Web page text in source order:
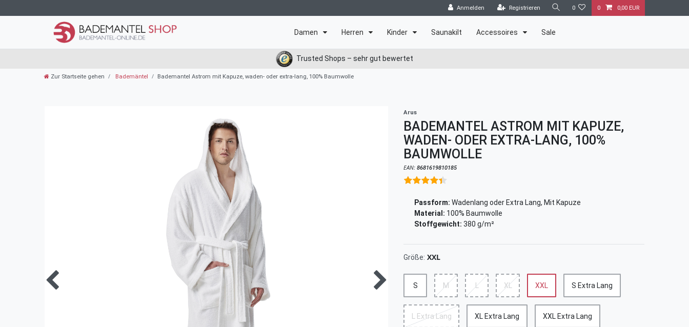
Anmelden Registrieren 0 0 0,00 EUR
Damen Herren Kinder Saunakilt Accessoires Sale
Trusted Shops – sehr gut bewertet
Zur Startseite gehen Bademäntel Bademantel Astrom mit Kapuze, waden- oder extra-lang, 100% Baumwolle
Arus
BADEMANTEL ASTROM MIT KAPUZE,
WADEN- ODER EXTRA-LANG, 100%
BAUMWOLLE
EAN: 8681619810185
Passform: Wadenlang oder Extra Lang, Mit Kapuze
Material: 100% Baumwolle
Stoffgewicht: 380 g/m²
Größe: XXL
S M XL XXL S Extra Lang
L Extra Lang XL Extra Lang XXL Extra Lang